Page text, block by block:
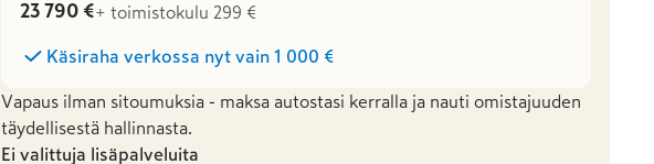
23 790 €+ toimistokulu 299 €
Käsiraha verkossa nyt vain 1 000 €
Vapaus ilman sitoumuksia - maksa autostasi kerralla ja nauti omistajuuden
täydellisestä hallinnasta.
Ei valittuja lisäpalveluita